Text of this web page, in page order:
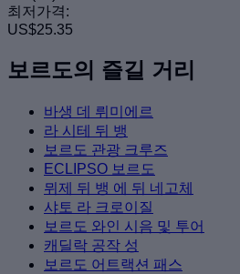
최저가격:
US$25.35
보르도의 즐길 거리
바생 데 뤼미에르
라 시테 뒤 뱅
보르도 관광 크루즈
ECLIPSO 보르도
뮈제 뒤 뱅 에 뒤 네고체
샤토 라 크로이질
보르도 와인 시음 및 투어
캐딜락 공작 성
보르도 어트랙션 패스